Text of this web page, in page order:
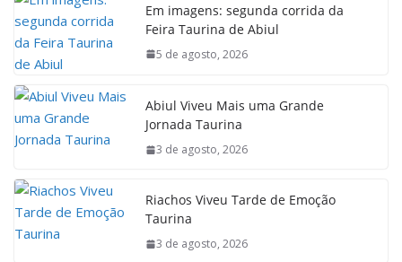
Em imagens: segunda corrida da
Feira Taurina de Abiul
5 de agosto, 2026
Abiul Viveu Mais uma Grande
Jornada Taurina
3 de agosto, 2026
Riachos Viveu Tarde de Emoção
Taurina
3 de agosto, 2026